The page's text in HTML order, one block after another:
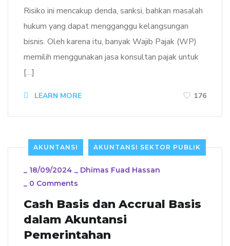
Risiko ini mencakup denda, sanksi, bahkan masalah
hukum yang dapat mengganggu kelangsungan
bisnis. Oleh karena itu, banyak Wajib Pajak (WP)
memilih menggunakan jasa konsultan pajak untuk
[…]
LEARN MORE 176
AKUNTANSI AKUNTANSI SEKTOR PUBLIK
_ 18/09/2024 _ Dhimas Fuad Hassan
_ 0 Comments
Cash Basis dan Accrual Basis
dalam Akuntansi
Pemerintahan